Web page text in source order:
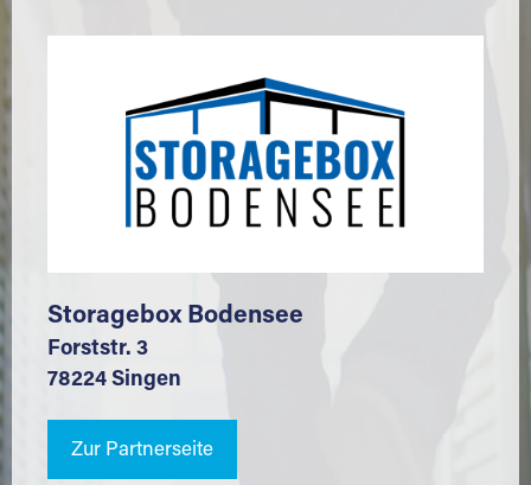
Storagebox Bodensee
Forststr. 3
78224 Singen
Zur Partnerseite